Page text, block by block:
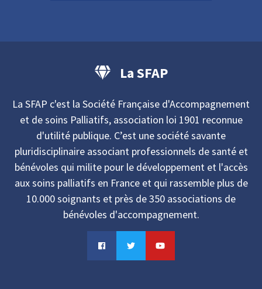
La SFAP
La SFAP c'est la Société Française d'Accompagnement
et de soins Palliatifs, association loi 1901 reconnue
d'utilité publique. C’est une société savante
pluridisciplinaire associant professionnels de santé et
bénévoles qui milite pour le développement et l'accès
aux soins palliatifs en France et qui rassemble plus de
10.000 soignants et près de 350 associations de
bénévoles d'accompagnement.